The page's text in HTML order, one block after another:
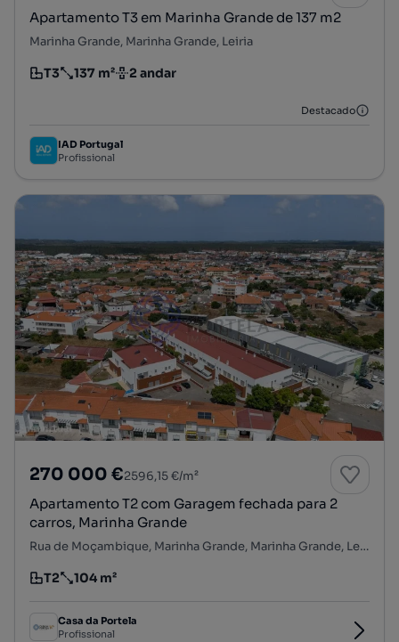
Apartamento T3 em Marinha Grande de 137 m2
Marinha Grande, Marinha Grande, Leiria
Tipologia
T3
Preço por metro quadrado
137 m²
Andar 2 andar
Destacado
IAD Portugal
Profissional
270 000 €2596,15 €/m²
Apartamento T2 com Garagem fechada para 2
carros, Marinha Grande
Rua de Moçambique, Marinha Grande, Marinha Grande, Leiria
Tipologia
T2
Preço por metro quadrado
104 m²
Casa da Portela
Profissional